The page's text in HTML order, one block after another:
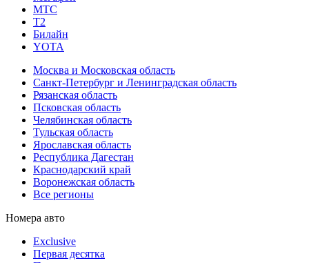
МТС
Т2
Билайн
YOTA
Москва и Московская область
Санкт-Петербург и Ленинградская область
Рязанская область
Псковская область
Челябинская область
Тульская область
Ярославская область
Республика Дагестан
Краснодарский край
Воронежская область
Все регионы
Номера авто
Exclusive
Первая десятка